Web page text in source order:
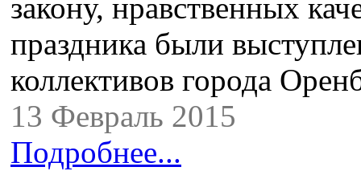
закону, нравственных
праздника были
коллективов города
13 Февраль 2015
Подробнее...